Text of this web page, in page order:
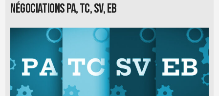
Négociations PA, TC, SV, EB